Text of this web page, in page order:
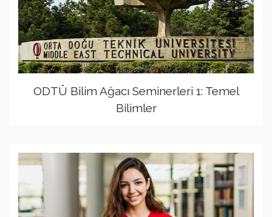
ODTÜ Bilim Ağacı Seminerleri 1: Temel
Bilimler